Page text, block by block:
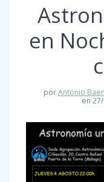
en
porAntonio
en